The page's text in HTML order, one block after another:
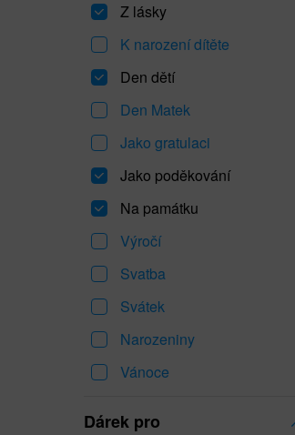
Z lásky
K narození dítěte
Den dětí
Den Matek
Jako gratulaci
Jako poděkování
Na památku
Výročí
Svatba
Svátek
Narozeniny
Vánoce
Dárek pro